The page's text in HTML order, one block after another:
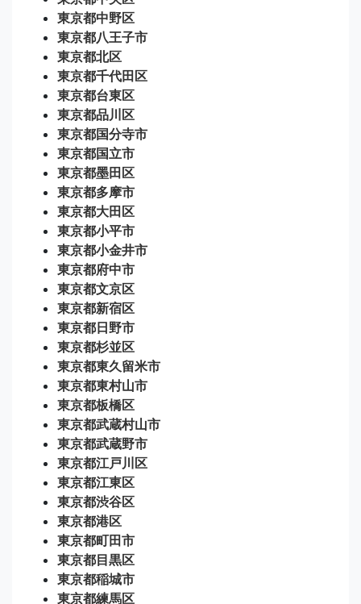
東京都中野区
東京都八王子市
東京都北区
東京都千代田区
東京都台東区
東京都品川区
東京都国分寺市
東京都国立市
東京都墨田区
東京都多摩市
東京都大田区
東京都小平市
東京都小金井市
東京都府中市
東京都文京区
東京都新宿区
東京都日野市
東京都杉並区
東京都東久留米市
東京都東村山市
東京都板橋区
東京都武蔵村山市
東京都武蔵野市
東京都江戸川区
東京都江東区
東京都渋谷区
東京都港区
東京都町田市
東京都目黒区
東京都稲城市
東京都練馬区